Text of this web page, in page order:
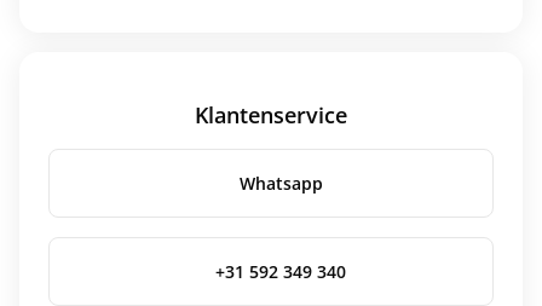
Klantenservice
Whatsapp
+31 592 349 340